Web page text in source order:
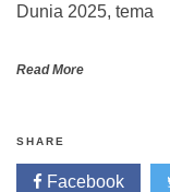
Dunia 2025, tema
Read More
SHARE
Facebook